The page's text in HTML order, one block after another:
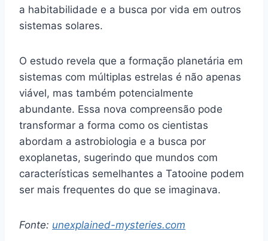
a habitabilidade e a busca por vida em outros
sistemas solares.
O estudo revela que a formação planetária em
sistemas com múltiplas estrelas é não apenas
viável, mas também potencialmente
abundante. Essa nova compreensão pode
transformar a forma como os cientistas
abordam a astrobiologia e a busca por
exoplanetas, sugerindo que mundos com
características semelhantes a Tatooine podem
ser mais frequentes do que se imaginava.
Fonte: unexplained-mysteries.com